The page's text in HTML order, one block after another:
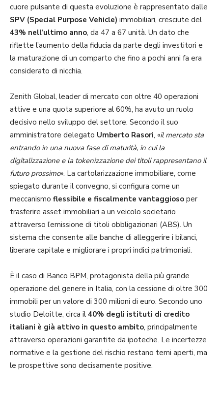
cuore pulsante di questa evoluzione è rappresentato dalle
SPV (Special Purpose Vehicle) immobiliari, cresciute del
43% nell’ultimo anno, da 47 a 67 unità. Un dato che
riflette l’aumento della fiducia da parte degli investitori e
la maturazione di un comparto che fino a pochi anni fa era
considerato di nicchia.
Zenith Global, leader di mercato con oltre 40 operazioni
attive e una quota superiore al 60%, ha avuto un ruolo
decisivo nello sviluppo del settore. Secondo il suo
amministratore delegato Umberto Rasori, «il mercato sta
entrando in una nuova fase di maturità, in cui la
digitalizzazione e la tokenizzazione dei titoli rappresentano il
futuro prossimo». La cartolarizzazione immobiliare, come
spiegato durante il convegno, si configura come un
meccanismo flessibile e fiscalmente vantaggioso per
trasferire asset immobiliari a un veicolo societario
attraverso l’emissione di titoli obbligazionari (ABS). Un
sistema che consente alle banche di alleggerire i bilanci,
liberare capitale e migliorare i propri indici patrimoniali.
È il caso di Banco BPM, protagonista della più grande
operazione del genere in Italia, con la cessione di oltre 300
immobili per un valore di 300 milioni di euro. Secondo uno
studio Deloitte, circa il 40% degli istituti di credito
italiani è già attivo in questo ambito, principalmente
attraverso operazioni garantite da ipoteche. Le incertezze
normative e la gestione del rischio restano temi aperti, ma
le prospettive sono decisamente positive.